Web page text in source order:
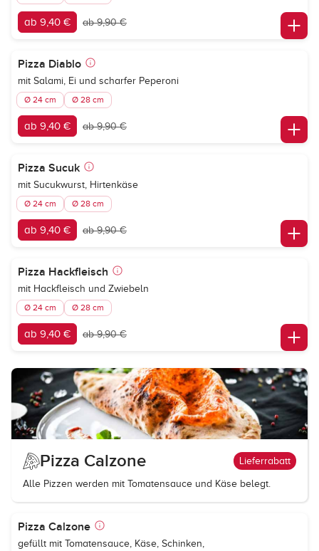
ab 9,40 € ab 9,90 €
Pizza Diablo
mit Salami, Ei und scharfer Peperoni
Ø 24 cm Ø 28 cm
ab 9,40 € ab 9,90 €
Pizza Sucuk
mit Sucukwurst, Hirtenkäse
Ø 24 cm Ø 28 cm
ab 9,40 € ab 9,90 €
Pizza Hackfleisch
mit Hackfleisch und Zwiebeln
Ø 24 cm Ø 28 cm
ab 9,40 € ab 9,90 €
Pizza Calzone Lieferrabatt
Alle Pizzen werden mit Tomatensauce und Käse belegt.
Pizza Calzone
gefüllt mit Tomatensauce, Käse, Schinken,